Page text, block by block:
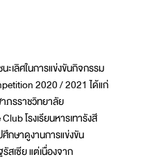
ะเลิศในการแข่งขันกิจกรรม
2020 / 2021 ได้แก่
ภรราชวิทยาลัย
โรงเรียนหารเทารังสี
กษาดูงานการแข่งขัน
เซีย แต่เนื่องจาก